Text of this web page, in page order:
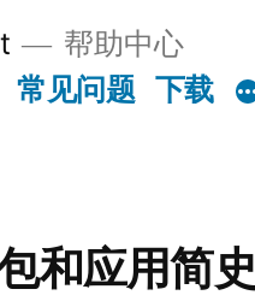
帮助中心
常见问题 下载
和应用简史